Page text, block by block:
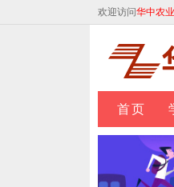
欢迎访问华中农
首页